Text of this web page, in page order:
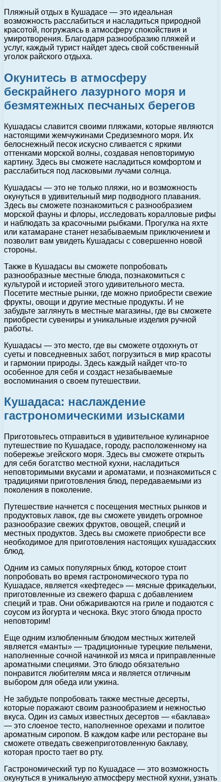
Пляжный отдых в Кушадасе — это идеальная
возможность расслабиться и насладиться природной
красотой, погружаясь в атмосферу спокойствия и
умиротворения. Благодаря разнообразию пляжей и
услуг, каждый турист найдет здесь свой собственный
уголок райского отдыха.
Окунитесь в атмосферу
бескрайнего лазурного моря и
безмятежных песчаных берегов
Кушадасы славится своими пляжами, которые являются
настоящими жемчужинами Средиземного моря. Их
белоснежный песок искусно сливается с яркими
оттенками морской волны, создавая неповторимую
картину. Здесь вы сможете насладиться комфортом и
расслабиться под ласковыми лучами солнца.
Кушадасы — это не только пляжи, но и возможность
окунуться в удивительный мир подводного плавания.
Здесь вы сможете познакомиться с разнообразием
морской фауны и флоры, исследовать коралловые рифы
и наблюдать за красочными рыбками. Прогулка на яхте
или катамаране станет незабываемым приключением и
позволит вам увидеть Кушадасы с совершенно новой
стороны.
Также в Кушадасы вы сможете попробовать
разнообразные местные блюда, познакомиться с
культурой и историей этого удивительного места.
Посетите местные рынки, где можно приобрести свежие
фрукты, овощи и другие местные продукты. И не
забудьте заглянуть в местные магазины, где вы сможете
приобрести сувениры и уникальные изделия ручной
работы.
Кушадасы — это место, где вы сможете отдохнуть от
суеты и повседневных забот, погрузиться в мир красоты
и гармонии природы. Здесь каждый найдет что-то
особенное для себя и создаст незабываемые
воспоминания о своем путешествии.
Кушадаса: наслаждение
гастрономическими изысками
Приготовьтесь отправиться в удивительное кулинарное
путешествие по Кушадасе, городу, расположенному на
побережье эгейского моря. Здесь вы сможете открыть
для себя богатство местной кухни, насладиться
неповторимыми вкусами и ароматами, и познакомиться с
традициями приготовления блюд, передаваемыми из
поколения в поколение.
Путешествие начнется с посещения местных рынков и
продуктовых лавок, где вы сможете увидеть огромное
разнообразие свежих фруктов, овощей, специй и
местных продуктов. Здесь вы сможете приобрести все
необходимое для приготовления настоящих кушадасских
блюд.
Одним из самых популярных блюд, которое стоит
попробовать во время гастрономического тура по
Кушадасе, является «кефтедес» — мясные фрикадельки,
приготовленные из свежего фарша с добавлением
специй и трав. Они обжариваются на гриле и подаются с
соусом из йогурта и чеснока. Вкус этого блюда просто
неповторим!
Еще одним излюбленным блюдом местных жителей
является «манты» — традиционные турецкие пельмени,
наполненные сочной начинкой из мяса и приправленные
ароматными специями. Это блюдо обязательно
понравится любителям мяса и является отличным
выбором для обеда или ужина.
Не забудьте попробовать также местные десерты,
которые поражают своим разнообразием и нежностью
вкуса. Один из самых известных десертов — «баклава»
— это слоеное тесто, наполненное орехами и политое
ароматным сиропом. В каждом кафе или ресторане вы
сможете отведать свежеприготовленную баклаву,
которая просто тает во рту.
Гастрономический тур по Кушадасе — это возможность
окунуться в уникальную атмосферу местной кухни, узнать